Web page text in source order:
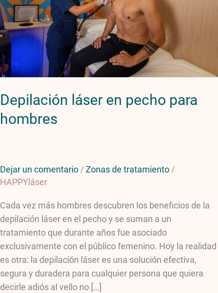
Depilación láser en pecho para
hombres
Dejar un comentario /Zonas de tratamiento /
HAPPYláser
Cada vez más hombres descubren los beneficios de la
depilación láser en el pecho y se suman a un
tratamiento que durante años fue asociado
exclusivamente con el público femenino. Hoy la realidad
es otra: la depilación láser es una solución efectiva,
segura y duradera para cualquier persona que quiera
decirle adiós al vello no […]
hombres